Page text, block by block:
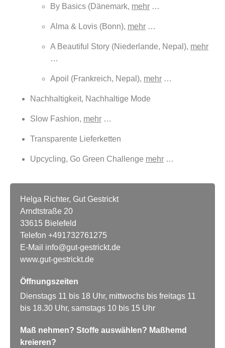
By Basics (Dänemark, mehr …
Alma & Lovis (Bonn), mehr …
A Beautiful Story (Niederlande, Nepal), mehr
…
Apoil (Frankreich, Nepal), mehr …
Nachhaltigkeit, Nachhaltige Mode
Slow Fashion, mehr …
Transparente Lieferketten
Upcycling, Go Green Challenge mehr …
Helga Richter, Gut Gestrickt
Arndtstraße 20
33615 Bielefeld
Telefon +491732761275
E-Mail info@gut-gestrickt.de
www.gut-gestrickt.de
Öffnungszeiten
Dienstags 11 bis 18 Uhr, mittwochs bis freitags 11
bis 18.30 Uhr, samstags 10 bis 15 Uhr
Maß nehmen? Stoffe auswählen? Maßhemd
kreieren?